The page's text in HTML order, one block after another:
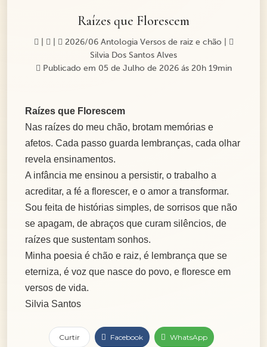
Raízes que Florescem
2026/06 Antologia Versos de raiz e chão|
Silvia Dos Santos Alves
Publicado em 05 de Julho de 2026 ás 20h 19min
Raízes que Florescem
Nas raízes do meu chão, brotam memórias e
afetos. Cada passo guarda lembranças, cada olhar
revela ensinamentos.
A infância me ensinou a persistir, o trabalho a
acreditar, a fé a florescer, e o amor a transformar.
Sou feita de histórias simples, de sorrisos que não
se apagam, de abraços que curam silêncios, de
raízes que sustentam sonhos.
Minha poesia é chão e raiz, é lembrança que se
eterniza, é voz que nasce do povo, e floresce em
versos de vida.
Silvia Santos
Curtir Facebook WhatsApp